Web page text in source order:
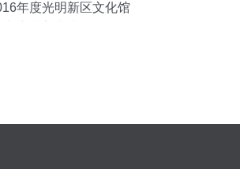
年度光明新区文化馆